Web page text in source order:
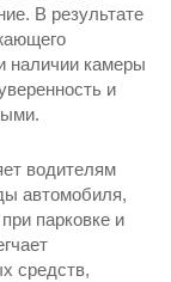
В результате
наличии камеры
и
водителям
автомобиля,
парковке и
средств,